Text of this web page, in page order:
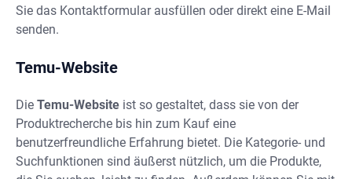
Sie das Kontaktformular ausfüllen oder direkt eine E-Mail
senden.
Temu-Website
Die Temu-Website ist so gestaltet, dass sie von der
Produktrecherche bis hin zum Kauf eine
benutzerfreundliche Erfahrung bietet. Die Kategorie- und
Suchfunktionen sind äußerst nützlich, um die Produkte,